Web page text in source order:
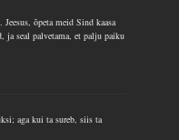
õpeta meid Sind kaasa
ja seal palvetama, et palju paiku
aga kui ta sureb, siis ta